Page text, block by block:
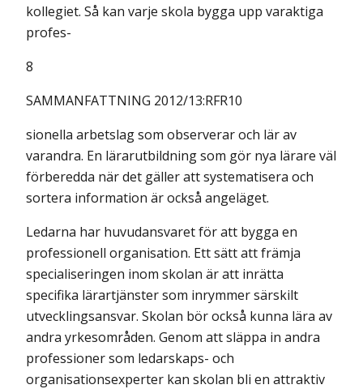
kollegiet. Så kan varje skola bygga upp varaktiga
profes-
8
SAMMANFATTNING 2012/13:RFR10
sionella arbetslag som observerar och lär av
varandra. En lärarutbildning som gör nya lärare väl
förberedda när det gäller att systematisera och
sortera information är också angeläget.
Ledarna har huvudansvaret för att bygga en
professionell organisation. Ett sätt att främja
specialiseringen inom skolan är att inrätta
specifika lärartjänster som inrymmer särskilt
utvecklingsansvar. Skolan bör också kunna lära av
andra yrkesområden. Genom att släppa in andra
professioner som ledarskaps- och
organisationsexperter kan skolan bli en attraktiv